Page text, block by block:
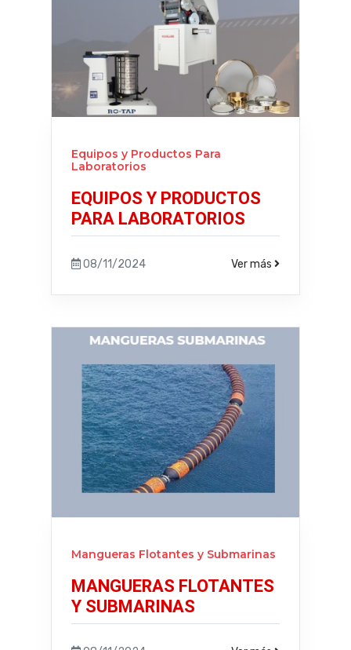
Equipos y Productos Para
Laboratorios
EQUIPOS Y PRODUCTOS
PARA LABORATORIOS
Ver más
08/11/2024
Mangueras Flotantes y Submarinas
MANGUERAS FLOTANTES
Y SUBMARINAS